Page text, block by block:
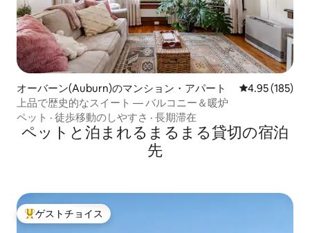
オーバーン(Auburn)のマンション・アパート レビュー185
4.95 (185)
上品で歴史的なスイート — バルコニー＆暖炉
ペット · 徒歩移動のしやすさ · 長期滞在
ペットと泊まれるまるまる貸切の宿泊
先
大好評のゲストチョイスです。
ゲストチョイス